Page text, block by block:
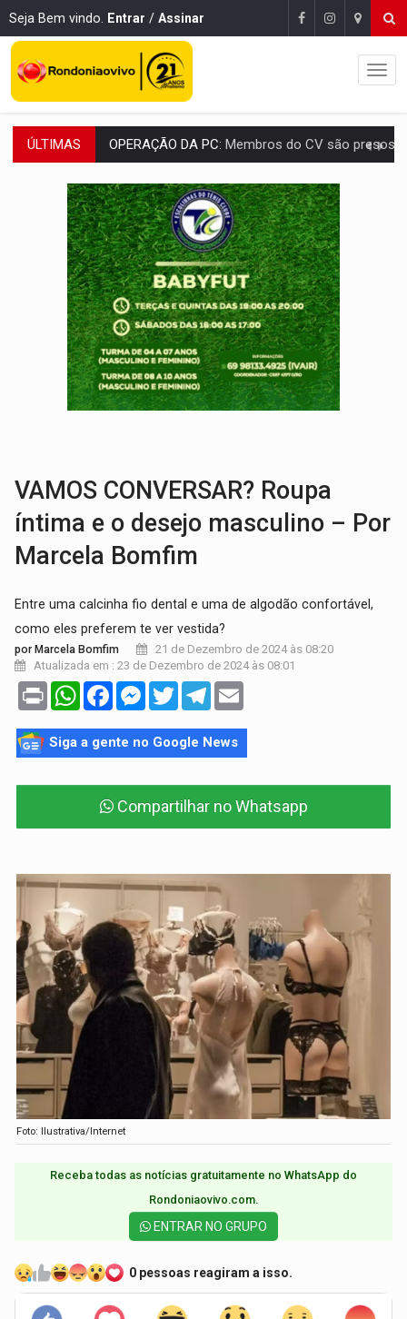
Seja Bem vindo. Entrar / Assinar
ÚLTIMAS ENTRADA GRATUITA:Espetáculo As Marias Somos Nós será
VÍDEO:Três são presos após furto de motocicleta em frente
CELEBRAÇÃO:Cerejeiras completa 43 anos de emancipação com
SAÚDE:Anvisa desmente boato sobre presença de plástico ou
VÍDEO:Pitbulls fogem de residência e atacam casal de idosos
AÇÃO CONJUNTA:Forças policiais apreendem cerca de 1kg de
PF ESTÁ APURANDO:Flávio Bolsonaro escolhe Alfredo Gaspar como vice, alvo de
GRAVE:Homem é esfaqueado no peito durante briga
VAMOS CONVERSAR? Roupa
íntima e o desejo masculino – Por
Marcela Bomfim
Entre uma calcinha fio dental e uma de algodão confortável,
como eles preferem te ver vestida?
por Marcela Bomfim
21 de Dezembro de 2024 às 08:20
Atualizada em : 23 de Dezembro de 2024 às 08:01
Print WhatsAppFacebookMessenger
TwitterTelegram
Siga a gente no Google News
Compartilhar no Whatsapp
Foto: Ilustrativa/Internet
Receba todas as notícias gratuitamente no WhatsApp do
Rondoniaovivo.com.​
ENTRAR NO GRUPO
0 pessoas reagiram a isso.